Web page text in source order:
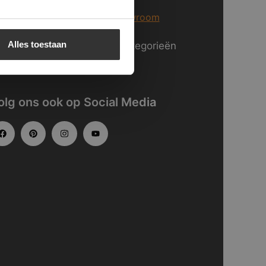
Alles toestaan
informatie overonze showroom
hieronze website in categorieën
ons ook op Social Media